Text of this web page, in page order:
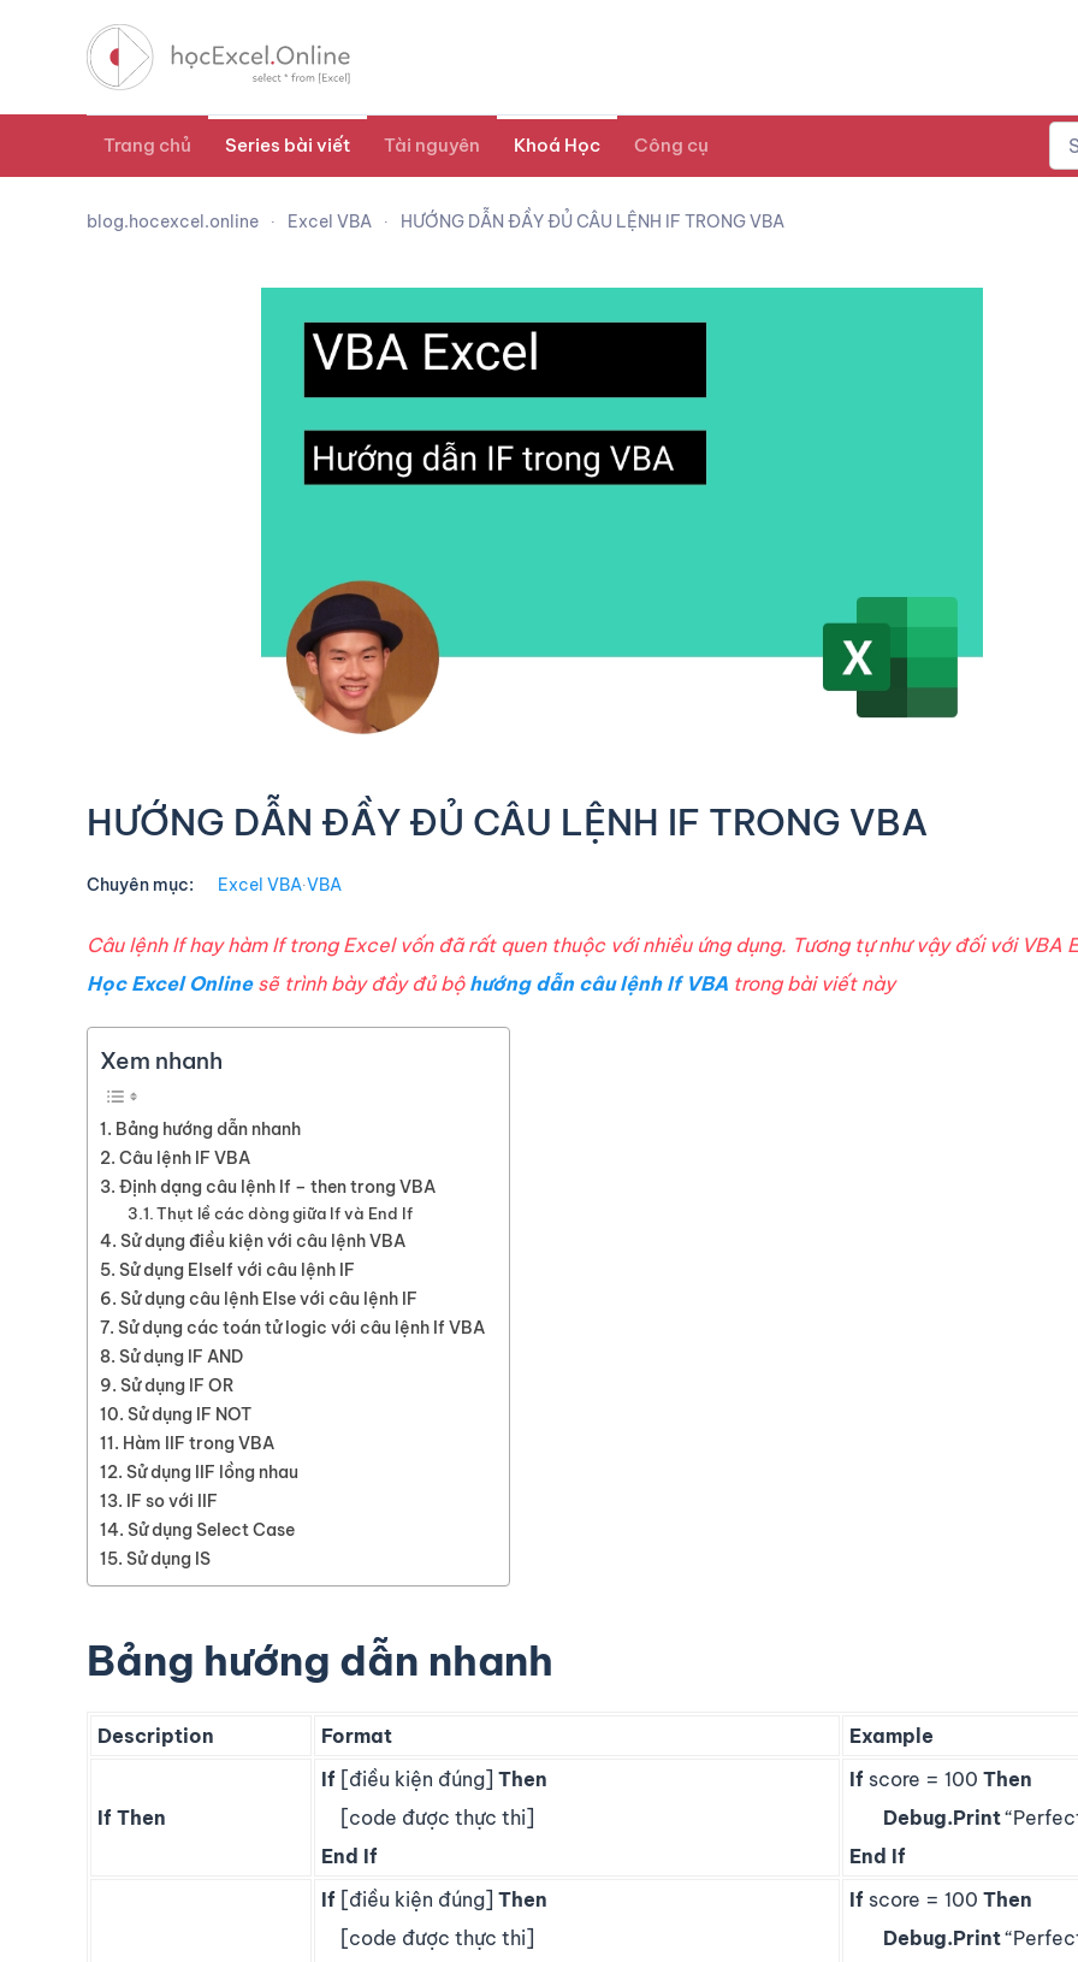
Trang chủ Series bài viết Tài nguyên Khoá Học Công cụ
blog.hocexcel.online Excel VBA HƯỚNG DẪN ĐẦY ĐỦ CÂU LỆNH IF TRONG VBA
HƯỚNG DẪN ĐẦY ĐỦ CÂU LỆNH IF TRONG VBA
Chuyên mục: Excel VBA∙VBA
Câu lệnh If hay hàm If trong Excel vốn đã rất quen thuộc với nhiều ứng dụng. Tương tự như vậy đối với VBA
Học Excel Onlinesẽ trình bày đầy đủ bộ hướng dẫn câu lệnh If VBA trong bài viết này
Xem nhanh
Bảng hướng dẫn nhanh
Câu lệnh IF VBA
Định dạng câu lệnh If – then trong VBA
Thụt lề các dòng giữa If và End If
Sử dụng điều kiện với câu lệnh VBA
Sử dụng ElseIf với câu lệnh IF
Sử dụng câu lệnh Else với câu lệnh IF
Sử dụng các toán tử logic với câu lệnh If VBA
Sử dụng IF AND
Sử dụng IF OR
Sử dụng IF NOT
Hàm IIF trong VBA
Sử dụng IIF lồng nhau
IF so với IIF
Sử dụng Select Case
Sử dụng IS
Bảng hướng dẫn nhanh
Description Format Example
If Then
If [điều kiện đúng] Then
[code được thực thi]
End If
If score = 100 Then
Debug.Print
End If
If [điều kiện đúng] Then
[code được thực thi]
If score = 100 Then
Debug.Print